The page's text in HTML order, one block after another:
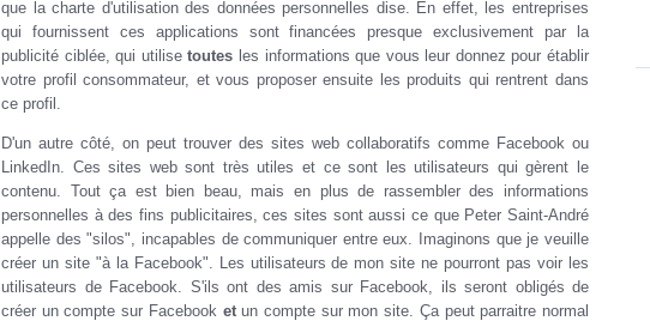
que la charte d'utilisation des données personnelles dise. En effet, les entreprises
qui fournissent ces applications sont financées presque exclusivement par la
publicité ciblée, qui utilisetoutes les informations que vous leur donnez pour établir
votre profil consommateur, et vous proposer ensuite les produits qui rentrent dans
ce profil.
D'un autre côté, on peut trouver des sites web collaboratifs comme Facebook ou
LinkedIn. Ces sites web sont très utiles et ce sont les utilisateurs qui gèrent le
contenu. Tout ça est bien beau, mais en plus de rassembler des informations
personnelles à des fins publicitaires, ces sites sont aussi ce que Peter Saint-André
appelle des "silos", incapables de communiquer entre eux. Imaginons que je veuille
créer un site "à la Facebook". Les utilisateurs de mon site ne pourront pas voir les
utilisateurs de Facebook. S'ils ont des amis sur Facebook, ils seront obligés de
créer un compte sur Facebook etun compte sur mon site. Ça peut parraitre normal